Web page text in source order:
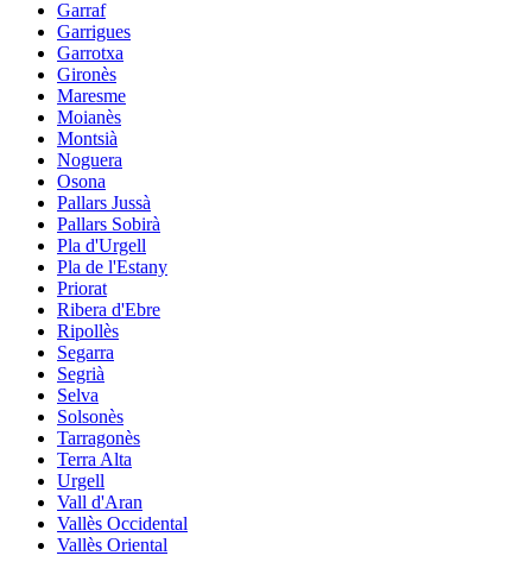
Garraf
Garrigues
Garrotxa
Gironès
Maresme
Moianès
Montsià
Noguera
Osona
Pallars Jussà
Pallars Sobirà
Pla d'Urgell
Pla de l'Estany
Priorat
Ribera d'Ebre
Ripollès
Segarra
Segrià
Selva
Solsonès
Tarragonès
Terra Alta
Urgell
Vall d'Aran
Vallès Occidental
Vallès Oriental